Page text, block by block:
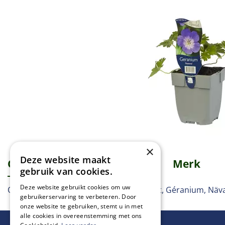
Omschrijving Specificaties Merk
Ooievaarsbek, Storchschnabel, Crowfoot, Géranium,
×
Deze website maakt
gebruik van cookies.
Deze website gebruikt cookies om uw
gebruikerservaring te verbeteren. Door
onze website te gebruiken, stemt u in met
alle cookies in overeenstemming met ons